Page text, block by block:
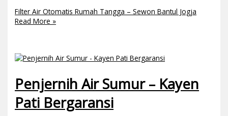
Filter Air Otomatis Rumah Tangga – Sewon Bantul Jogja
Read More »
Penjernih Air Sumur – Kayen
Pati Bergaransi